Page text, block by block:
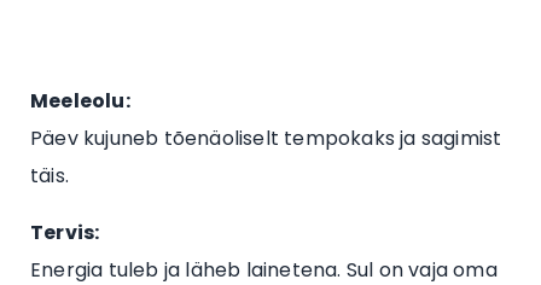
Meeleolu:
Päev kujuneb tõenäoliselt tempokaks ja sagimist
täis.
Tervis:
Energia tuleb ja läheb lainetena. Sul on vaja oma